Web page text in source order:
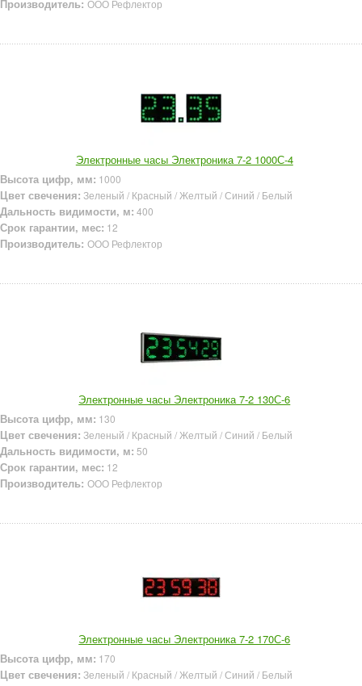
Производитель: ООО Рефлектор
Электронные часы Электроника 7-2 1000С-4
Высота цифр, мм: 1000
Цвет свечения: Зеленый / Красный / Желтый / Синий / Белый
Дальность видимости, м: 400
Срок гарантии, мес: 12
Производитель: ООО Рефлектор
Электронные часы Электроника 7-2 130С-6
Высота цифр, мм: 130
Цвет свечения: Зеленый / Красный / Желтый / Синий / Белый
Дальность видимости, м: 50
Срок гарантии, мес: 12
Производитель: ООО Рефлектор
Электронные часы Электроника 7-2 170С-6
Высота цифр, мм: 170
Цвет свечения: Зеленый / Красный / Желтый / Синий / Белый